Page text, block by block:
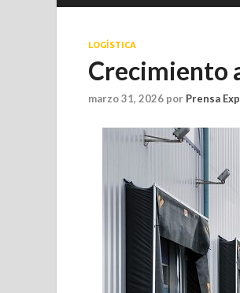
LOGÍSTICA
Crecimiento
marzo 31, 2026 por Prensa